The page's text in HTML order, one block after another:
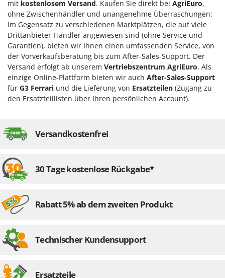
Feldspritzen für Pflanzenschutz
Fensterreiniger
Fleischwolf
Flockenquetschen
Furchenzieher für Traktoren
G
Gartengrills
Gebläsespritzen für Traktoren
Getreidemühlen
Grabenfräsen
Grubber - Tiefenlockerer
Grubber für Traktor
H
Häcksler
Heckcontainer für Traktoren
BlackStone
Blue Bird
Bomet
Bosch
Brumi
BullMach
Calory Forni
Campingaz
Castellari
Classe
Cofra
mit kostenlosem Versand. Kaufen Sie direkt bei AgriEuro,
ohne Zwischenhändler und unangenehme Überraschungen:
Im Gegensatz zu verschiedenen Marktplätzen, die auf viele
Drittanbieter-Händler angewiesen sind (ohne Service und
Garantien), bieten wir Ihnen einen umfassenden Service, von
der Vorverkaufsberatung bis zum After-Sales-Support. Der
Versand erfolgt ab unserem Vertriebszentrum AgriEuro. Als
einzige Online-Plattform bieten wir auch After-Sales-Support
für G3 Ferrari und die Lieferung von Ersatzteilen (Zugang zu
den Ersatzteillisten über Ihren persönlichen Account).
Versandkostenfrei
30 Tage kostenlose Rückgabe*
Rabatt 5% ab dem zweiten Produkt
Technischer Kundensupport
Ersatzteile